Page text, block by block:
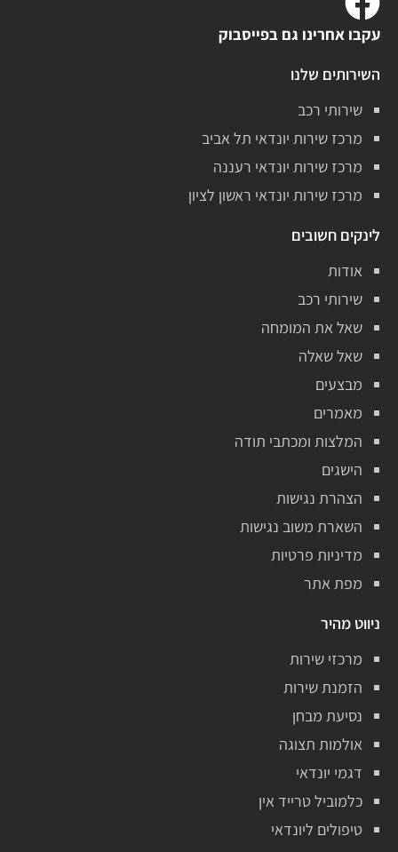
עקבו אחרינו גם בפייסבוק
השירותים שלנו
שירותי רכב
מרכז שירות יונדאי תל אביב
מרכז שירות יונדאי רעננה
מרכז שירות יונדאי ראשון לציון
לינקים חשובים
אודות
שירותי רכב
שאל את המומחה
שאל שאלה
מבצעים
מאמרים
המלצות ומכתבי תודה
הישגים
הצהרת נגישות
השארת משוב נגישות
מדיניות פרטיות
מפת אתר
ניווט מהיר
מרכזי שירות
הזמנת שירות
נסיעת מבחן
אולמות תצוגה
דגמי יונדאי
כלמוביל טרייד אין
טיפולים ליונדאי